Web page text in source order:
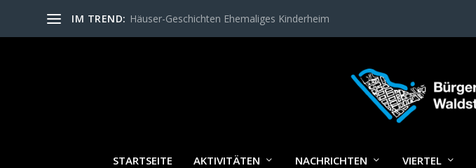
IM TREND: Häuser-Geschichten Ehemaliges Kinderheim
STARTSEITE AKTIVITÄTEN NACHRICHTEN VIERTEL